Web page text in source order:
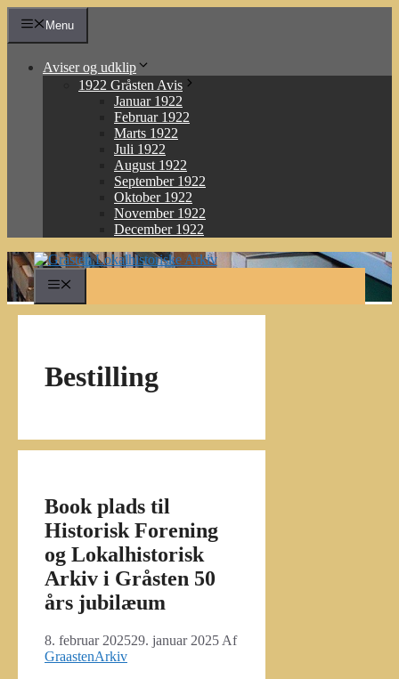
Hop
indhold
Menu
Aviser og udklip
1922 Gråsten Avis
Januar 1922
Februar 1922
Marts 1922
Juli 1922
August 1922
September 1922
Oktober 1922
November 1922
December 1922
Bestilling
Book plads til
Historisk Forening
og Lokalhistorisk
Arkiv i Gråsten 50
års jubilæum
8. februar 202529. januar 2025 Af
GraastenArkiv